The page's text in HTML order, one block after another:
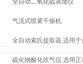
全自动二氧化硫蒸馏仪
气流式喷雾干燥机
全自动索氏提取器,适用
硫化物酸化吹气仪,选用